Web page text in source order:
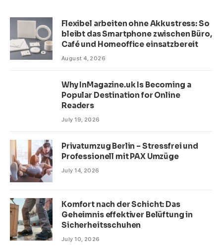
Flexibel arbeiten ohne Akkustress: So
bleibt das Smartphone zwischen Büro,
Café und Homeoffice einsatzbereit
August 4, 2026
Why InMagazine.uk Is Becoming a
Popular Destination for Online
Readers
July 19, 2026
Privatumzug Berlin – Stressfrei und
Professionell mit PAX Umzüge
July 14, 2026
Komfort nach der Schicht: Das
Geheimnis effektiver Belüftung in
Sicherheitsschuhen
July 10, 2026